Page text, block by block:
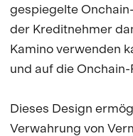
gespiegelte
der Kreditnehmer
Kamino verwenden
und auf die
Dieses Design
Verwahrung von